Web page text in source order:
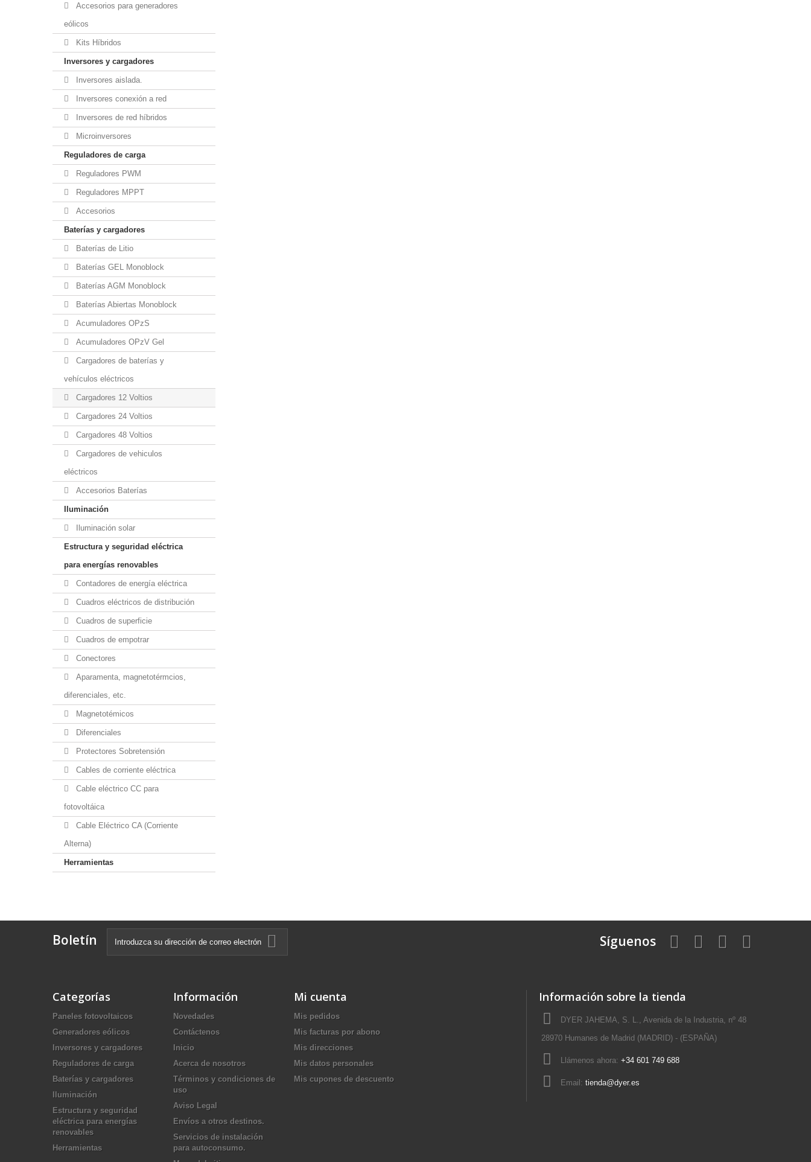
Accesorios para generadores
eólicos
Kits Híbridos
Inversores y cargadores
Inversores aislada.
Inversores conexión a red
Inversores de red híbridos
Microinversores
Reguladores de carga
Reguladores PWM
Reguladores MPPT
Accesorios
Baterías y cargadores
Baterías de Litio
Baterías GEL Monoblock
Baterías AGM Monoblock
Baterías Abiertas Monoblock
Acumuladores OPzS
Acumuladores OPzV Gel
Cargadores de baterías y
vehículos eléctricos
Cargadores 12 Voltios
Cargadores 24 Voltios
Cargadores 48 Voltios
Cargadores de vehiculos
eléctricos
Accesorios Baterías
Iluminación
Iluminación solar
Estructura y seguridad eléctrica
para energías renovables
Contadores de energía eléctrica
Cuadros eléctricos de distribución
Cuadros de superficie
Cuadros de empotrar
Conectores
Aparamenta, magnetotérmcios,
diferenciales, etc.
Magnetotémicos
Diferenciales
Protectores Sobretensión
Cables de corriente eléctrica
Cable eléctrico CC para
fotovoltáica
Cable Eléctrico CA (Corriente
Alterna)
Herramientas
Boletín Síguenos
Categorías
Paneles fotovoltaicos
Generadores eólicos
Inversores y cargadores
Reguladores de carga
Baterías y cargadores
Iluminación
Estructura y seguridad
eléctrica para energías
renovables
Herramientas
Información
Novedades
Contáctenos
Inicio
Acerca de nosotros
Términos y condiciones de
uso
Aviso Legal
Envíos a otros destinos.
Servicios de instalación
para autoconsumo.
Mi cuenta
Mis pedidos
Mis facturas por abono
Mis direcciones
Mis datos personales
Mis cupones de descuento
Información sobre la tienda
DYER JAHEMA, S. L., Avenida de la Industria, nº 48
28970 Humanes de Madrid (MADRID) - (ESPAÑA)
Llámenos ahora: +34 601 749 688
Email: tienda@dyer.es